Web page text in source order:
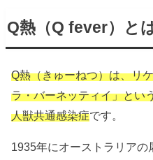
Q熱（Q fever）と
Q熱（きゅーねつ）は、リ
ラ・バーネッティイ」とい
人獣共通感染症です。
1935年にオーストラリア